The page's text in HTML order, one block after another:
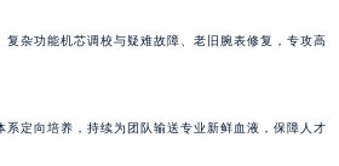
杂功能机芯调校与疑难故障、老旧腕表修复，专攻高
系定向培养，持续为团队输送专业新鲜血液，保障人才